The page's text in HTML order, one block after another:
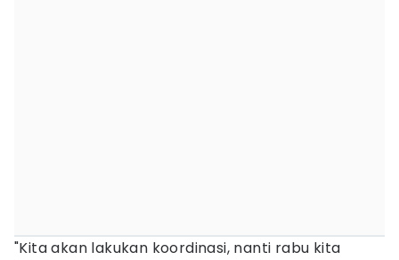
"Kita akan lakukan koordinasi, nanti rabu kita